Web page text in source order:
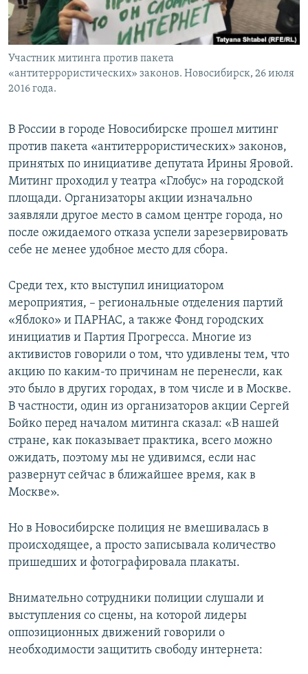
Участник митинга против пакета
«антитеррористических» законов. Новосибирск, 26 июля
2016 года.
В России в городе Новосибирске прошел митинг
против пакета «антитеррористических» законов,
принятых по инициативе депутата Ирины Яровой.
Митинг проходил у театра «Глобус» на городской
площади. Организаторы акции изначально
заявляли другое место в самом центре города, но
после ожидаемого отказа успели зарезервировать
себе не менее удобное место для сбора.
Среди тех, кто выступил инициатором
мероприятия, – региональные отделения партий
«Яблоко» и ПАРНАС, а также Фонд городских
инициатив и Партия Прогресса. Многие из
активистов говорили о том, что удивлены тем, что
акцию по каким-то причинам не перенесли, как
это было в других городах, в том числе и в Москве.
В частности, один из организаторов акции Сергей
Бойко перед началом митинга сказал: «В нашей
стране, как показывает практика, всего можно
ожидать, поэтому мы не удивимся, если нас
развернут сейчас в ближайшее время, как в
Москве».
Но в Новосибирске полиция не вмешивалась в
происходящее, а просто записывала количество
пришедших и фотографировала плакаты.
Внимательно сотрудники полиции слушали и
выступления со сцены, на которой лидеры
оппозиционных движений говорили о
необходимости защитить свободу интернета: